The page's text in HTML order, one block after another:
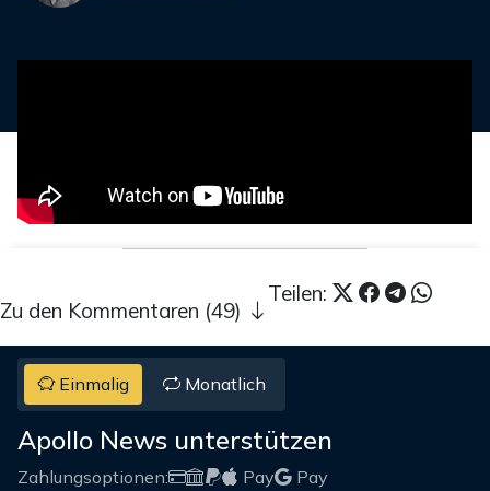
Teilen:
Zu den Kommentaren (49)
Einmalig Monatlich
Apollo News unterstützen
Zahlungsoptionen: Pay
Pay